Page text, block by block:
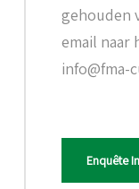
gehouden
email naar
info@fma-
Enquête